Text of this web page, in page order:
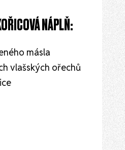
NÁPLŇ:
másla
vlašských ořechů